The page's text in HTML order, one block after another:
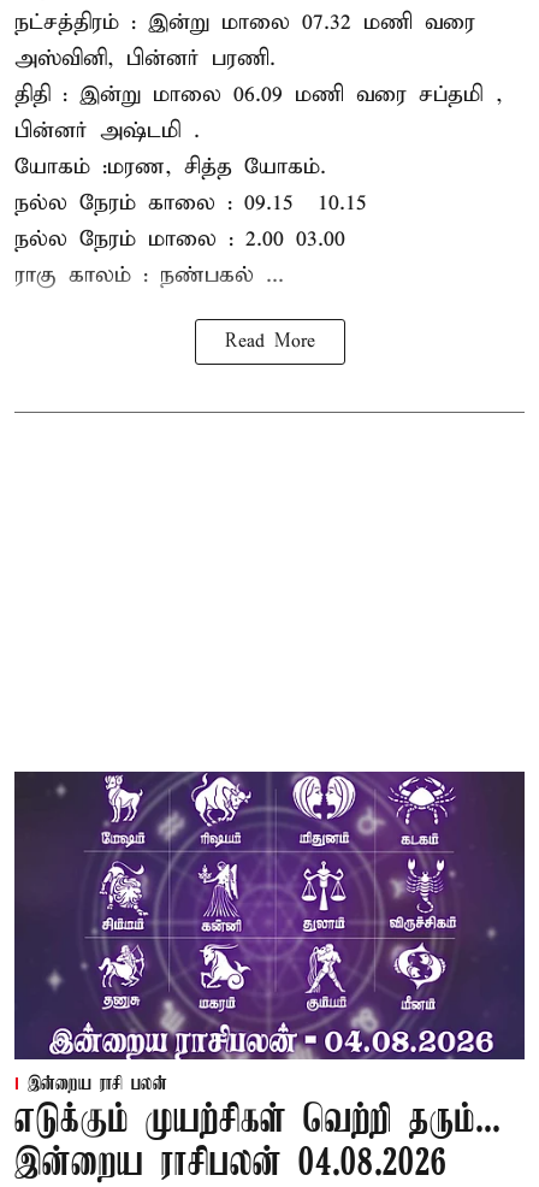
நட்சத்திரம் : இன்று மாலை 07.32 மணி வரை
அஸ்வினி, பின்னர் பரணி.
திதி : இன்று மாலை 06.09 மணி வரை சப்தமி ,
பின்னர் அஷ்டமி .
யோகம் :மரண, சித்த யோகம்.
நல்ல நேரம் காலை : 09.15 – 10.15
நல்ல நேரம் மாலை : 2.00– 03.00
ராகு காலம் : நண்பகல் ...
Read More
இன்றைய ராசி பலன்
எடுக்கும் முயற்சிகள் வெற்றி தரும்...
இன்றைய ராசிபலன் 04.08.2026